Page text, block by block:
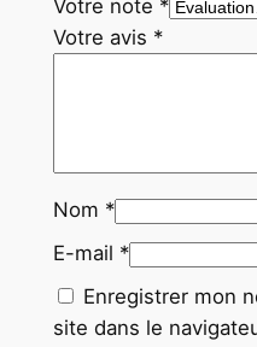
a
Votre note *
Votre avis *
Nom *
E-mail *
Enregistrer mon
site dans le